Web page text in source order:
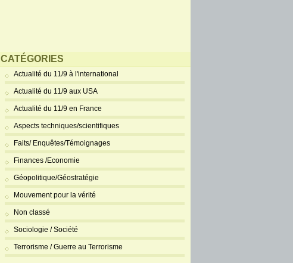
CATÉGORIES
Actualité du 11/9 à l'international
Actualité du 11/9 aux USA
Actualité du 11/9 en France
Aspects techniques/scientifiques
Faits/ Enquêtes/Témoignages
Finances /Economie
Géopolitique/Géostratégie
Mouvement pour la vérité
Non classé
Sociologie / Société
Terrorisme / Guerre au Terrorisme